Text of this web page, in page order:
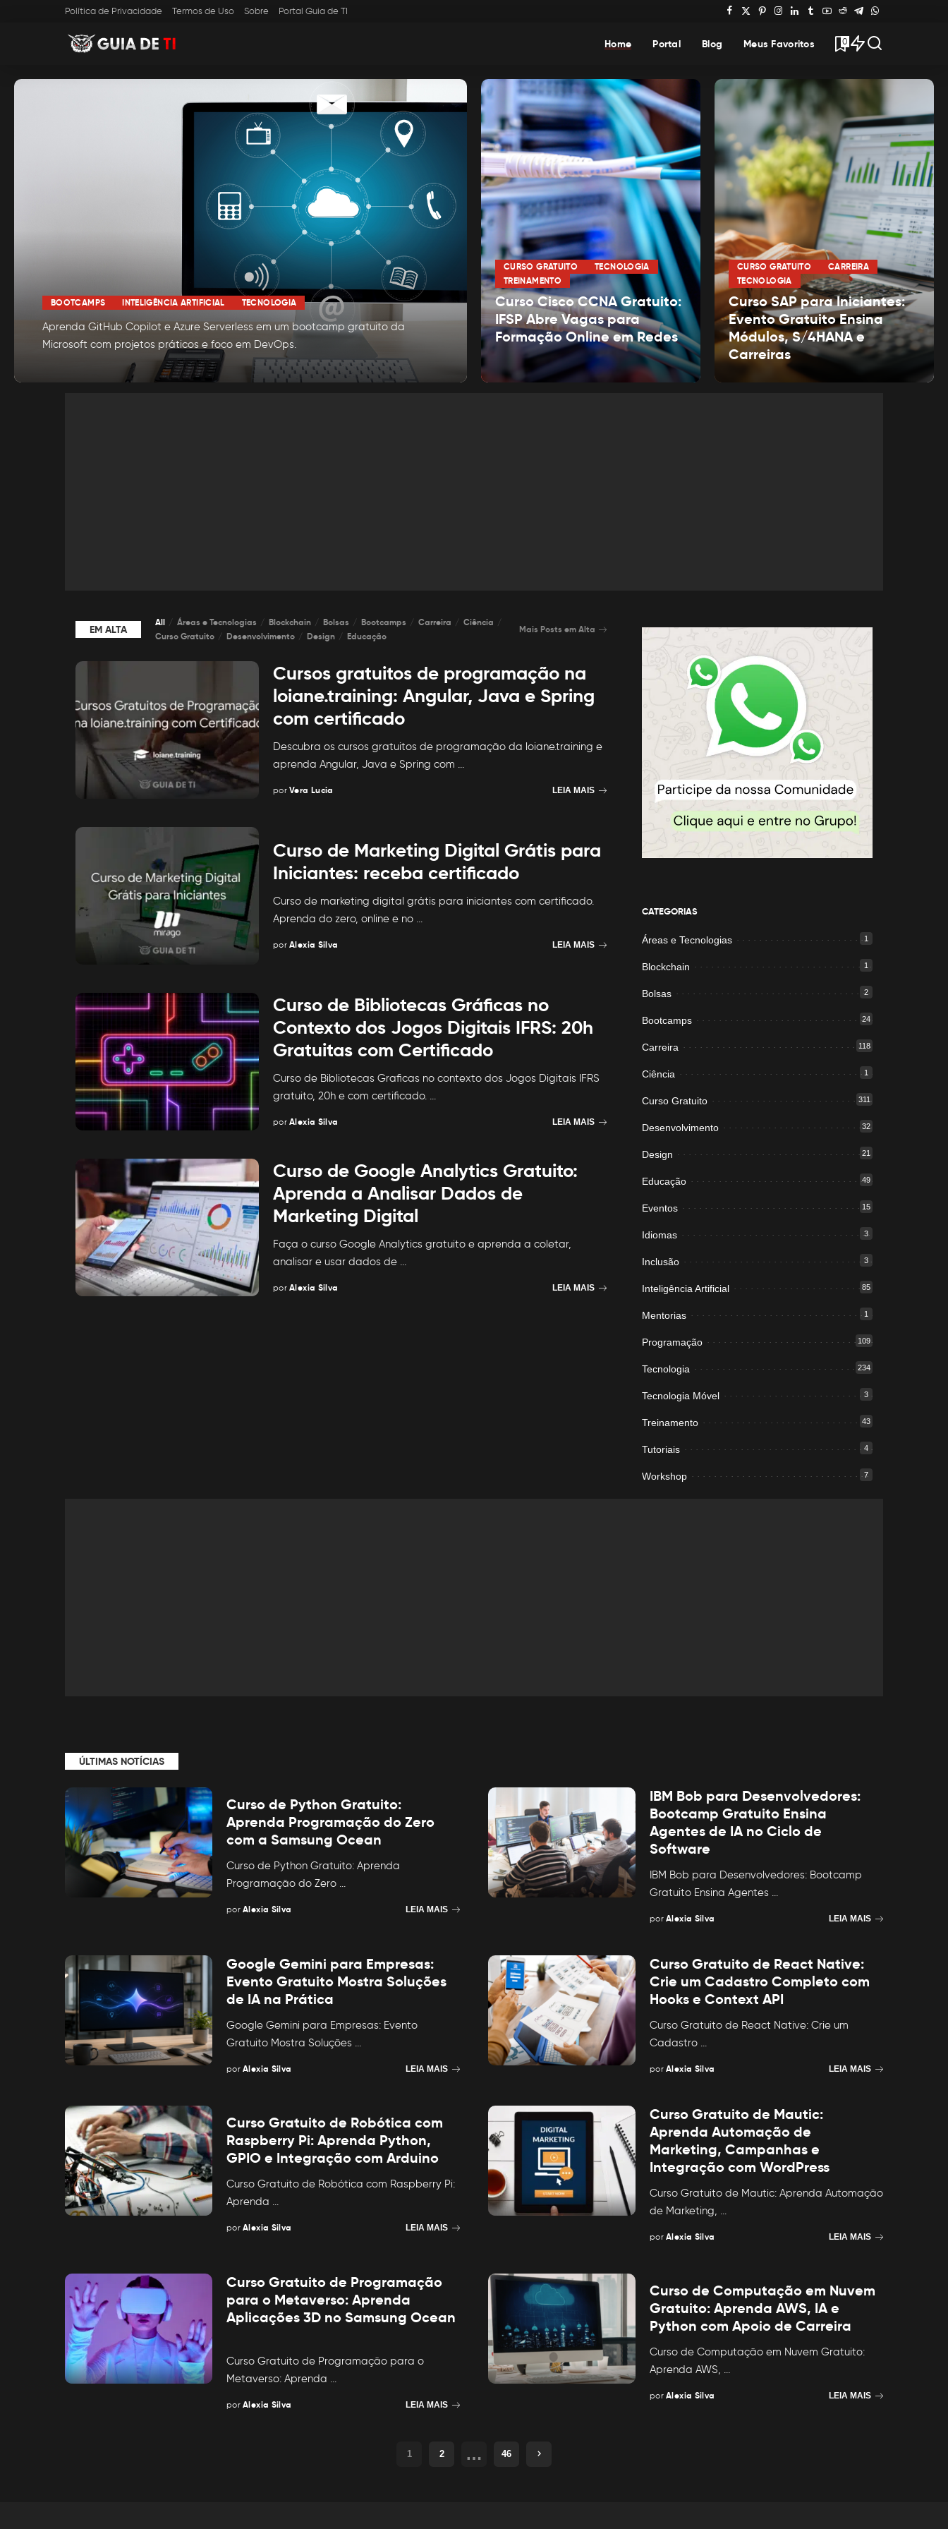
Política de Privacidade Termos de Uso Sobre Portal Guia de TI
Home Portal Blog Meus Favoritos 0
BOOTCAMPS INTELIGÊNCIA ARTIFICIAL TECNOLOGIA
Aprenda GitHub Copilot e Azure Serverless em um bootcamp gratuito da
Microsoft com projetos práticos e foco em DevOps.
CURSO GRATUITO
TECNOLOGIA
TREINAMENTO
Curso Cisco CCNA Gratuito:
IFSP Abre Vagas para
Formação Online em Redes
CURSO GRATUITO
CARREIRA
TECNOLOGIA
Curso SAP para Iniciantes:
Evento Gratuito Ensina
Módulos, S/4HANA e
Carreiras
EM ALTA
All Áreas e Tecnologias Blockchain Bolsas Bootcamps Carreira
Ciência
Curso Gratuito
Desenvolvimento Design Educação
Mais Posts em Alta
Cursos gratuitos de programação na
loiane.training: Angular, Java e Spring
com certificado
Descubra os cursos gratuitos de programação da loiane.training e
aprenda Angular, Java e Spring com
Posted
por Vera Lucia LEIA MAIS
Curso de Marketing Digital Grátis para
Iniciantes: receba certificado
Curso de marketing digital grátis para iniciantes com certificado.
Aprenda do zero, online e no
Posted
por Alexia Silva LEIA MAIS
Curso de Bibliotecas Gráficas no
Contexto dos Jogos Digitais IFRS: 20h
Gratuitas com Certificado
Curso de Bibliotecas Graficas no contexto dos Jogos Digitais IFRS
gratuito, 20h e com certificado.
Posted
por Alexia Silva LEIA MAIS
Curso de Google Analytics Gratuito:
Aprenda a Analisar Dados de
Marketing Digital
Faça o curso Google Analytics gratuito e aprenda a coletar,
analisar e usar dados de
Posted
por Alexia Silva LEIA MAIS
CATEGORIAS
Áreas e Tecnologias 1
Blockchain 1
Bolsas 2
Bootcamps 24
Carreira 118
Ciência 1
Curso Gratuito 311
Desenvolvimento 32
Design 21
Educação 49
Eventos 15
Idiomas 3
Inclusão 3
Inteligência Artificial 85
Mentorias 1
Programação 109
Tecnologia 234
Tecnologia Móvel 3
Treinamento 43
Tutoriais 4
Workshop 7
ÚLTIMAS NOTÍCIAS
Curso de Python Gratuito:
Aprenda Programação do Zero
com a Samsung Ocean
Curso de Python Gratuito: Aprenda
Programação do Zero ...
Posted
por Alexia Silva LEIA MAIS
IBM Bob para Desenvolvedores:
Bootcamp Gratuito Ensina
Agentes de IA no Ciclo de
Software
IBM Bob para Desenvolvedores: Bootcamp
Gratuito Ensina Agentes ...
Posted
por Alexia Silva LEIA MAIS
Google Gemini para Empresas:
Evento Gratuito Mostra Soluções
de IA na Prática
Google Gemini para Empresas: Evento
Gratuito Mostra Soluções ...
Posted
por Alexia Silva LEIA MAIS
Curso Gratuito de React Native:
Crie um Cadastro Completo com
Hooks e Context API
Curso Gratuito de React Native: Crie um
Cadastro ...
Posted
por Alexia Silva LEIA MAIS
Curso Gratuito de Robótica com
Raspberry Pi: Aprenda Python,
GPIO e Integração com Arduino
Curso Gratuito de Robótica com Raspberry Pi:
Aprenda ...
Posted
por Alexia Silva LEIA MAIS
Curso Gratuito de Mautic:
Aprenda Automação de
Marketing, Campanhas e
Integração com WordPress
Curso Gratuito de Mautic: Aprenda Automação
de Marketing, ...
Posted
por Alexia Silva LEIA MAIS
Curso Gratuito de Programação
para o Metaverso: Aprenda
Aplicações 3D no Samsung Ocean
Curso Gratuito de Programação para o
Metaverso: Aprenda ...
Posted
por Alexia Silva LEIA MAIS
Curso de Computação em Nuvem
Gratuito: Aprenda AWS, IA e
Python com Apoio de Carreira
Curso de Computação em Nuvem Gratuito:
Aprenda AWS, ...
Posted
por Alexia Silva LEIA MAIS
1 2 … 46